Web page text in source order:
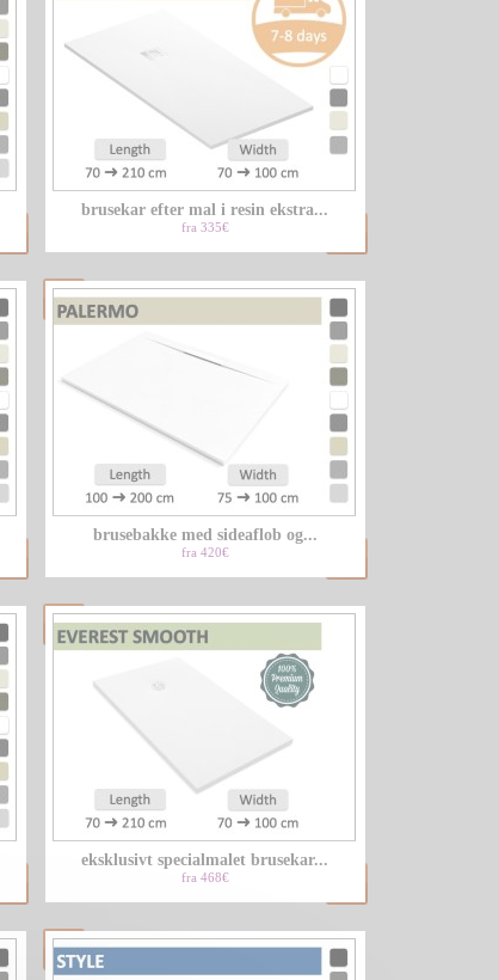
EN
FR
LU
PL
brusekar efter mal i resin ekstra...
fra 335€
brusebakke med sideaflob og...
fra 420€
eksklusivt specialmalet brusekar...
fra 468€